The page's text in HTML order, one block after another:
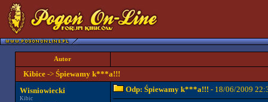
Autor
Kibice-> Śpiewamy k***a!!!
Wisniowiecki
Kibic
Odp: Śpiewamy k***a!!! - 18/06/2009